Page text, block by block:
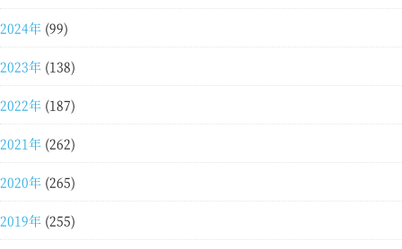
2024年 (99)
2023年 (138)
2022年 (187)
2021年 (262)
2020年 (265)
2019年 (255)